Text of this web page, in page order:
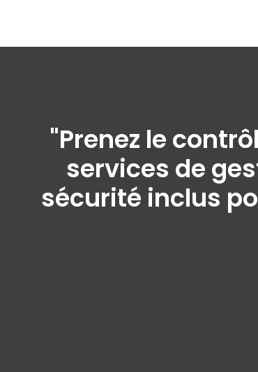
"Prenez le
services de
sécurité inclus